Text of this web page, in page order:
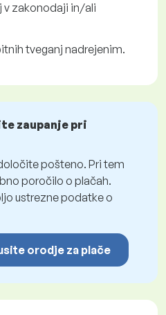
v zakonodaji in/ali
tveganj nadrejenim.
zaupanje pri
pošteno. Pri tem
poročilo o plačah.
ustrezne podatke o
orodje za plače